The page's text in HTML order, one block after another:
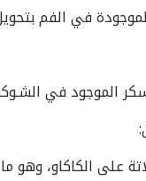
الموجودة في الفم
الموجود في
على الكاكاو،